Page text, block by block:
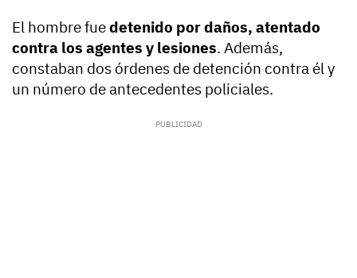
El hombre fuedetenido por daños, atentado
contra los agentes y lesiones. Además,
constaban dos órdenes de detención contra él y
un número de antecedentes policiales.